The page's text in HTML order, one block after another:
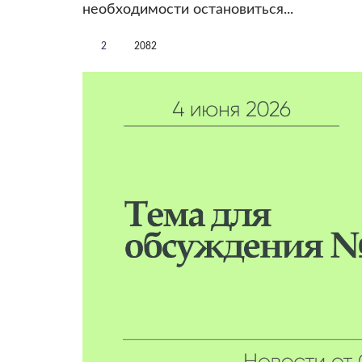
необходимости остановиться...
2 2082